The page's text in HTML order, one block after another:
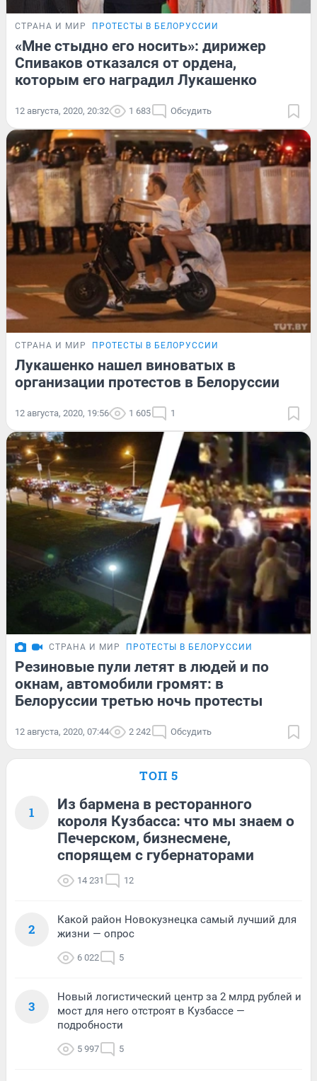
СТРАНА И МИР ПРОТЕСТЫ В БЕЛОРУССИИ
«Мне стыдно его носить»: дирижер
Спиваков отказался от ордена,
которым его наградил Лукашенко
12 августа, 2020, 20:32 1 683 Обсудить
СТРАНА И МИР ПРОТЕСТЫ В БЕЛОРУССИИ
Лукашенко нашел виноватых в
организации протестов в Белоруссии
12 августа, 2020, 19:56 1 605 1
СТРАНА И МИР ПРОТЕСТЫ В БЕЛОРУССИИ
Резиновые пули летят в людей и по
окнам, автомобили громят: в
Белоруссии третью ночь протесты
12 августа, 2020, 07:44 2 242 Обсудить
ТОП 5
1
Из бармена в ресторанного
короля Кузбасса: что мы знаем о
Печерском, бизнесмене,
спорящем с губернаторами
14 231 12
2
Какой район Новокузнецка самый лучший для
жизни — опрос
6 022 5
3
Новый логистический центр за 2 млрд рублей и
мост для него отстроят в Кузбассе —
подробности
5 997 5